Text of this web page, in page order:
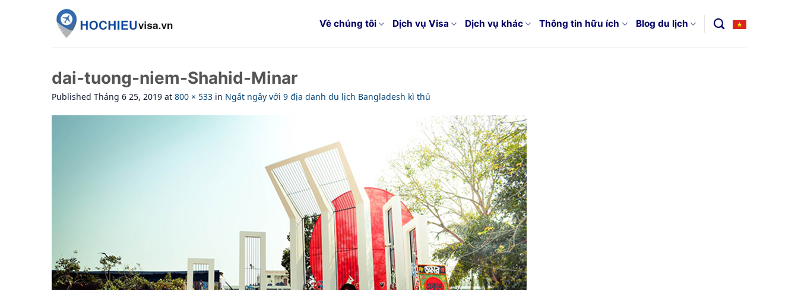
Về chúng tôi Dịch vụ Visa Dịch vụ khác Thông tin hữu ích Blog du lịch
dai-tuong-niem-Shahid-Minar
Published Tháng 6 25, 2019 at 800 × 533 in Ngất ngây với 9 địa danh du lịch Bangladesh kì thú